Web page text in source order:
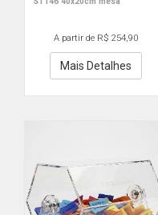
A partir de R$ 254,90
Mais Detalhes